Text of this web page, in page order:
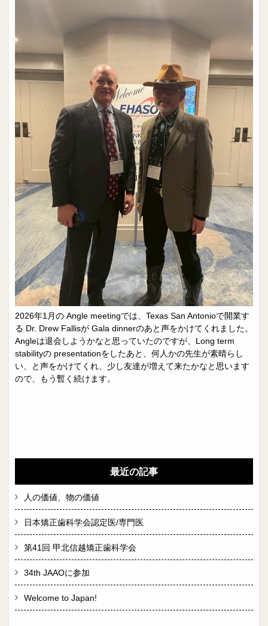
2026年1月の Angle meetingでは、Texas San Antonioで開業す
る Dr. Drew Fallisが Gala dinnerのあと声をかけてくれました。
Angleは退会しようかなと思っていたのですが、Long term
stabilityの presentationをしたあと、何人かの先生が素晴らし
い、と声をかけてくれ、少し友達が増えて来たかなと思います
ので、もう暫く続けます。
最近の記事
人の価値、物の価値
日本矯正歯科学会認定医/専門医
第41回 甲北信越矯正歯科学会
34th JAAOに参加
Welcome to Japan!